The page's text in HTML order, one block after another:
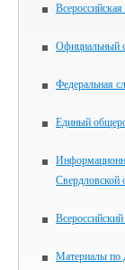
Официальный
Федеральная
Единый
Свердловской
Материалы